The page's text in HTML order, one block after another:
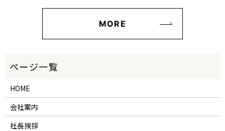
MORE
HOME
会社案内
社長挨拶